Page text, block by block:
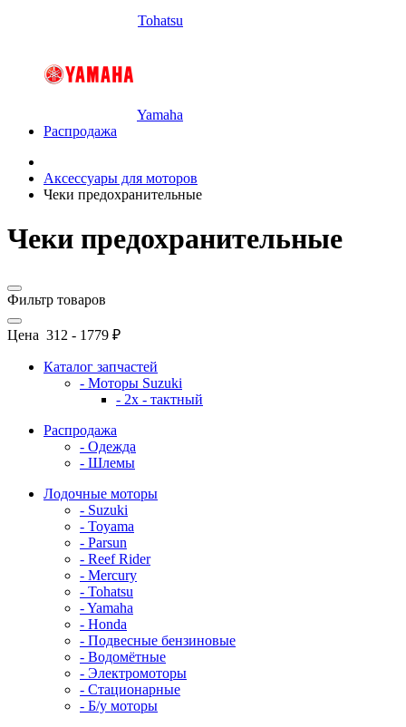
Tohatsu
Yamaha
Распродажа
Аксессуары для моторов
Чеки предохранительные
Чеки предохранительные
Фильтр товаров
Цена 312 - 1779 ₽
Каталог запчастей
- Моторы Suzuki
- 2x - тактный
Распродажа
- Одежда
- Шлемы
Лодочные моторы
- Suzuki
- Toyama
- Parsun
- Reef Rider
- Mercury
- Tohatsu
- Yamaha
- Honda
- Подвесные бензиновые
- Водомётные
- Электромоторы
- Стационарные
- Б/у моторы